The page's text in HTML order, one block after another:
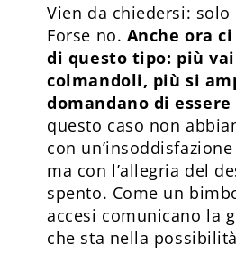
Vien da chiedersi: solo
Forse no. Anche ora
di questo tipo: più
colmandoli, più si
domandano di
questo caso non
con
ma con l’allegria del
spento. Come un
accesi comunicano la
che sta nella